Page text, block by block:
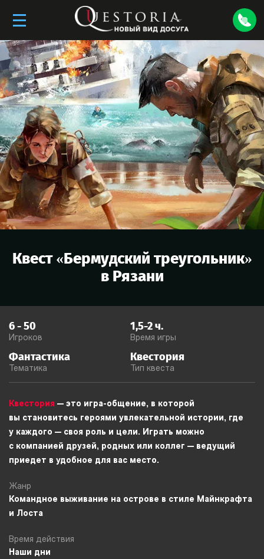
Квест «Бермудский треугольник»
в Рязани
6-50
Игроков
1,5-2ч.
Время игры
Фантастика
Тематика
Квестория
Тип квеста
Квестория — это игра-общение, в которой
вы становитесь героями увлекательной истории, где
у каждого — своя роль и цели. Играть можно
с компанией друзей, родных или коллег — ведущий
приедет в удобное для вас место.
Жанр
Командное выживание на острове в стиле Майнкрафта
и Лоста
Время действия
Наши дни